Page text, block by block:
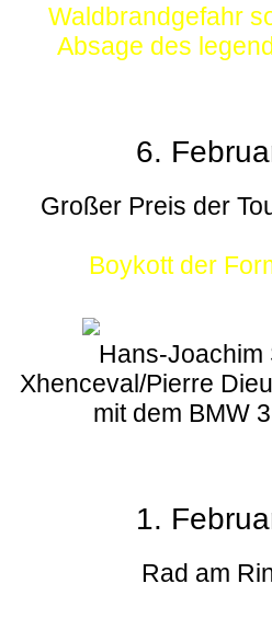
Waldbrandgefahr
Absage des
6.
Großer Preis der
Boykott der
Hans-Joachim
Xhenceval/Pierre
mit dem BMW
1.
Rad am